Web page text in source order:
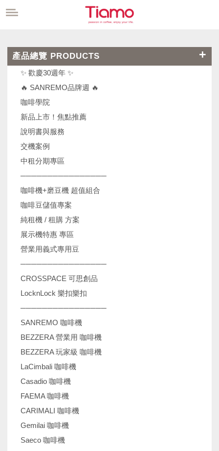
產品總覽 PRODUCTS
✨ 歡慶30週年 ✨
🔥 SANREMO品牌週 🔥
咖啡學院
新品上市！焦點推薦
說明書與服務
交機案例
中租分期專區
────────────────
咖啡機+磨豆機 超值組合
咖啡豆儲值專案
純租機 / 租購 方案
展示機特惠 專區
營業用義式專用豆
────────────────
CROSSPACE 可思創品
LocknLock 樂扣樂扣
────────────────
SANREMO 咖啡機
BEZZERA 營業用 咖啡機
BEZZERA 玩家級 咖啡機
LaCimbali 咖啡機
Casadio 咖啡機
FAEMA 咖啡機
CARIMALI 咖啡機
Gemilai 咖啡機
Saeco 咖啡機